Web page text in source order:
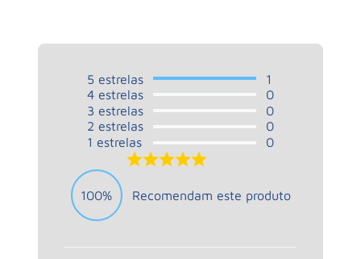
5 estrelas
4 estrelas
3 estrelas
2 estrelas
1 estrelas
1
0
0
0
0
100% Recomendam este produto